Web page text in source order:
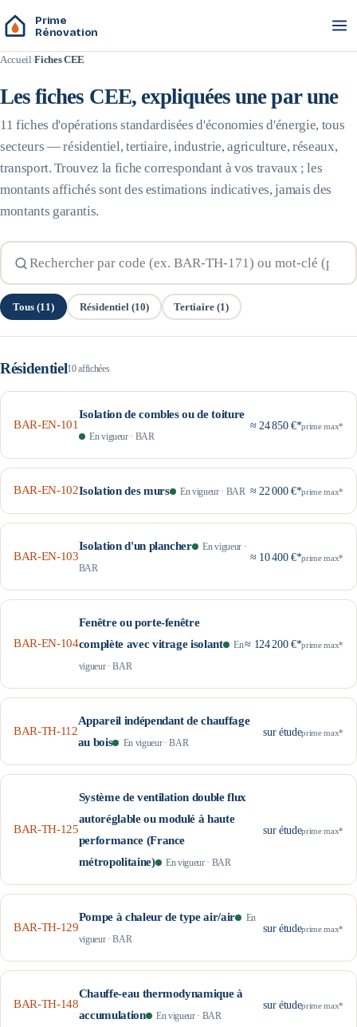
Prime
Rénovation
Accueil Fiches CEE
Les fiches CEE, expliquées une par une
11 fiches d'opérations standardisées d'économies d'énergie, tous
secteurs — résidentiel, tertiaire, industrie, agriculture, réseaux,
transport. Trouvez la fiche correspondant à vos travaux ; les
montants affichés sont des estimations indicatives, jamais des
montants garantis.
Tous (11) Résidentiel (10) Tertiaire (1)
Résidentiel10affichées
BAR-EN-101
Isolation de combles ou de toiture
En vigueur· BAR
≈ 24 850 €*prime max*
BAR-EN-102Isolation des murs En vigueur· BAR ≈ 22 000 €*prime max*
BAR-EN-103
Isolation d'un plancher En vigueur ·
BAR
≈ 10 400 €*prime max*
BAR-EN-104
Fenêtre ou porte-fenêtre
complète avec vitrage isolant
En
vigueur·BAR
≈ 124 200 €*prime max*
BAR-TH-112
Appareil indépendant de chauffage
au bois
En vigueur·BAR
sur étudeprime max*
BAR-TH-125
Système de ventilation double flux
autoréglable ou modulé à haute
performance (France
métropolitaine)
En vigueur· BAR
sur étudeprime max*
BAR-TH-129
Pompe à chaleur de type air/air
En
vigueur·BAR
sur étudeprime max*
BAR-TH-148
Chauffe-eau thermodynamique à
accumulation
En vigueur· BAR
sur étudeprime max*